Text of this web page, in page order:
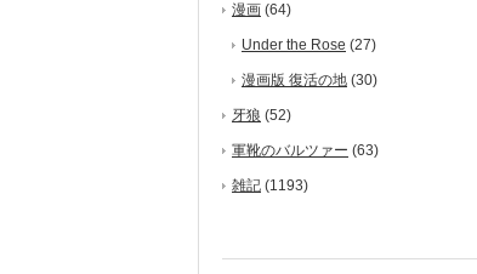
漫画 (64)
Under the Rose (27)
漫画版 復活の地 (30)
牙狼 (52)
軍靴のバルツァー (63)
雑記 (1193)